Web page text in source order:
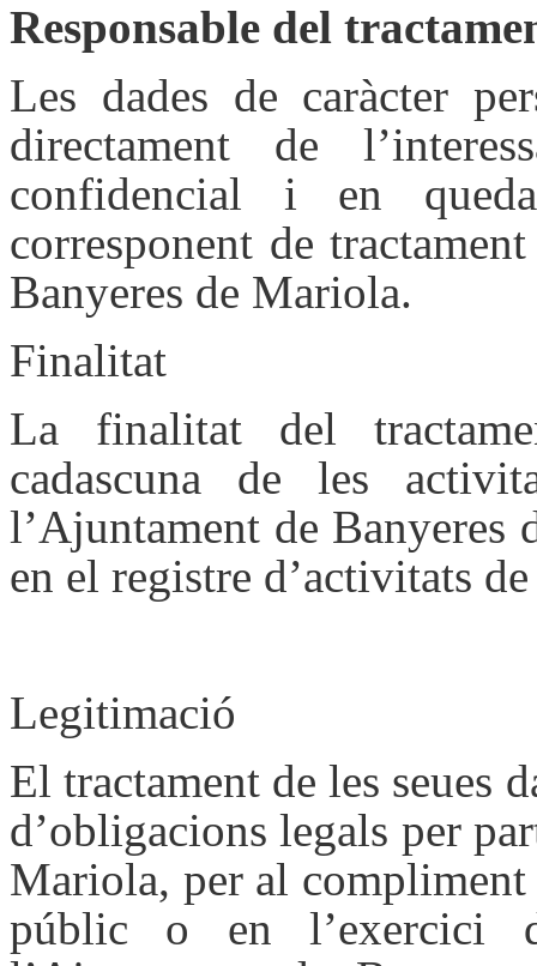
Responsable del
Les dades de caràcter
directament de
confidencial i en
corresponent de
Banyeres de Mariola.
Finalitat
La finalitat del
cadascuna de les
l’Ajuntament de Banyeres
en el registre d’activitats
Legitimació
El tractament de les seues
d’obligacions legals per
Mariola, per al compliment
públic o en l’exercici